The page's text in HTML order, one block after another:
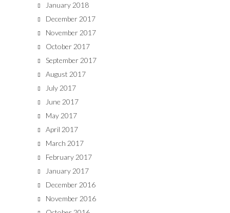
January 2018
December 2017
November 2017
October 2017
September 2017
August 2017
July 2017
June 2017
May 2017
April 2017
March 2017
February 2017
January 2017
December 2016
November 2016